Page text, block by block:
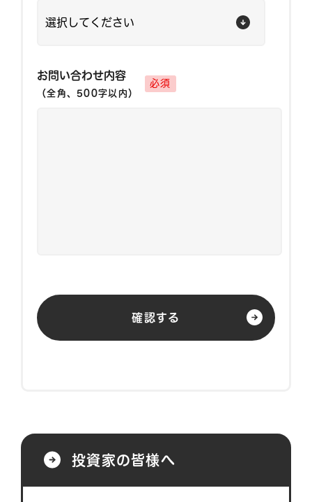
お問い合わせ内容
（全角、500字以内）
必須
確認する
投資家の皆様へ